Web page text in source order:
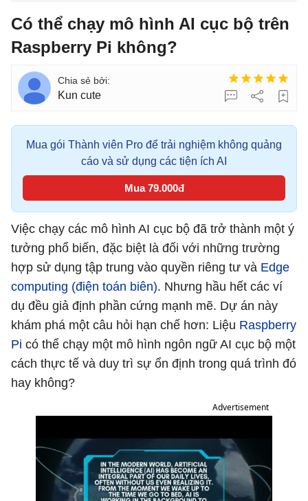
Có thể chạy mô hình AI cục bộ trên
Raspberry Pi không?
Kun cute
Mua gói Thành viên Pro để trải nghiệm không quảng
cáo và sử dụng các tiện ích AI
Mua 79.000đ
Việc chạy các mô hình AI cục bộ đã trở thành một ý
tưởng phổ biến, đặc biệt là đối với những trường
hợp sử dụng tập trung vào quyền riêng tư và Edge
computing (điện toán biên). Nhưng hầu hết các ví
dụ đều giả định phần cứng mạnh mẽ. Dự án này
khám phá một câu hỏi hạn chế hơn: Liệu Raspberry
Pi có thể chạy một mô hình ngôn ngữ AI cục bộ một
cách thực tế và duy trì sự ổn định trong quá trình đó
hay không?
Advertisement